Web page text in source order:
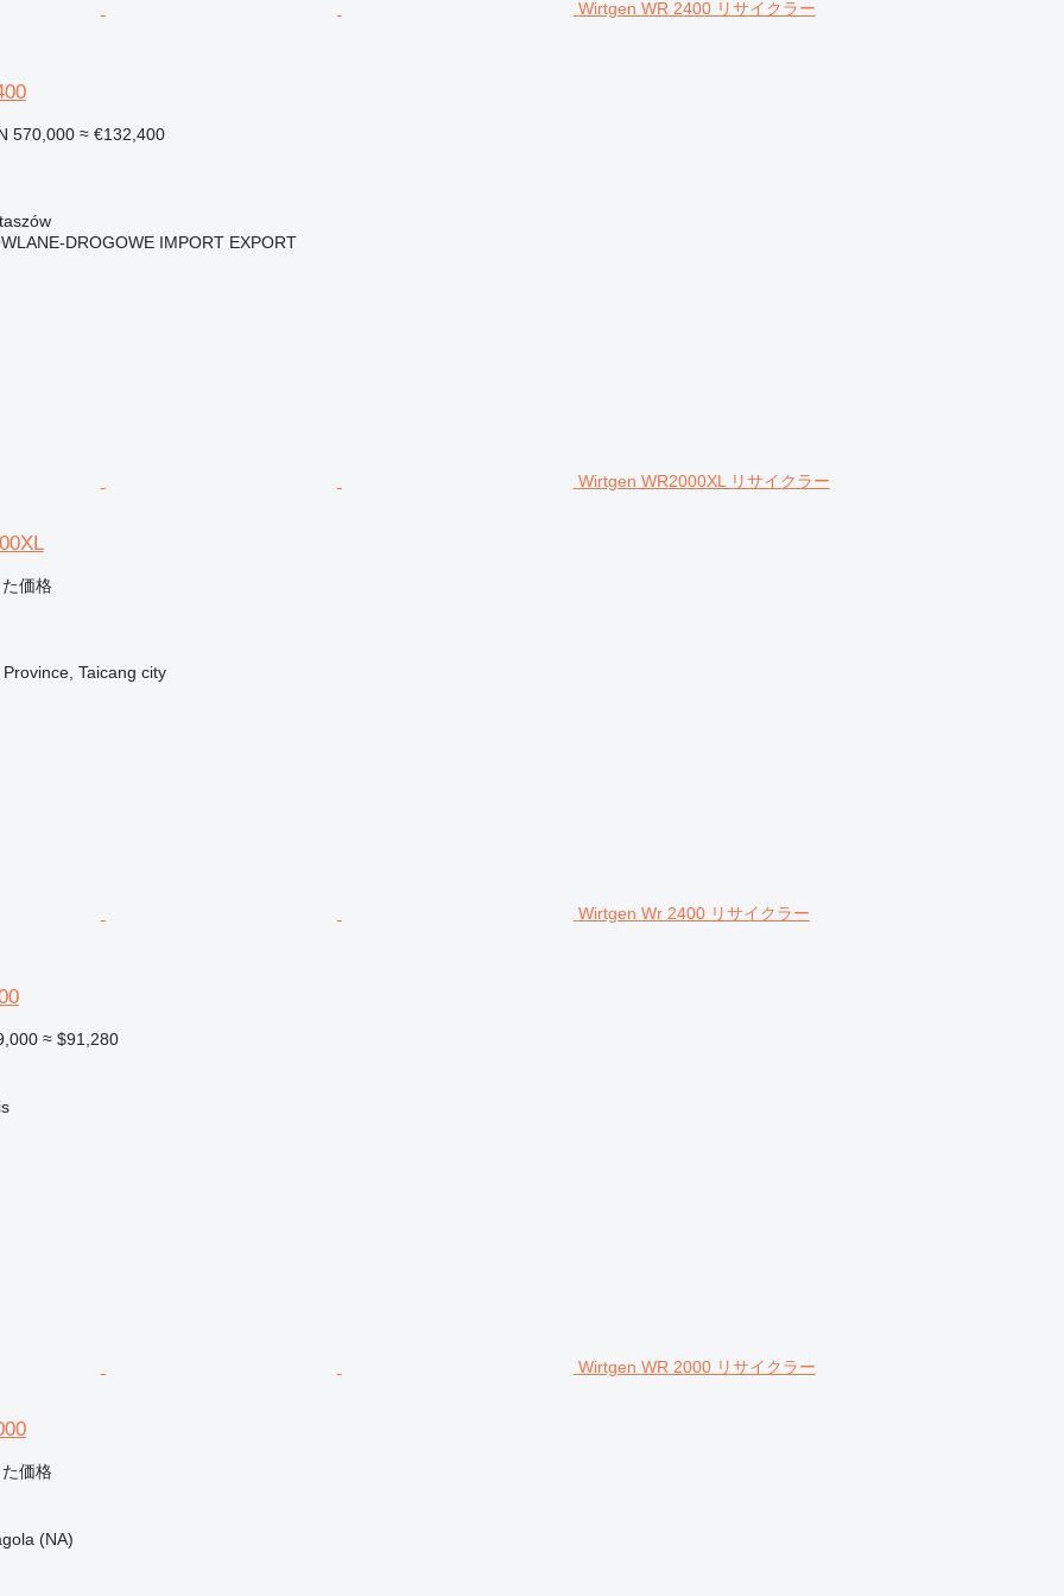
Wirtgen WR 2400 リサイクラー
570,000 ≈ €132,400
DROGOWE IMPORT EXPORT
Wirtgen WR2000XL リサイクラー
価格
Taicang city
Wirtgen Wr 2400 リサイクラー
≈ $91,280
Wirtgen WR 2000 リサイクラー
価格
(NA)